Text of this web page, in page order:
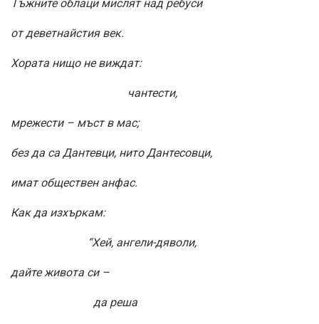
Тъжните облаци мислят над ребуси
от деветнайстия век.
Хората нищо не виждат:
чантести,
мрежести – мъст в мас;
без да са Дантевци, нито Дантесовци,
имат обществен анфас.
Как да изхъркам:
“Хей, ангели-дяволи,
дайте живота си –
да реша